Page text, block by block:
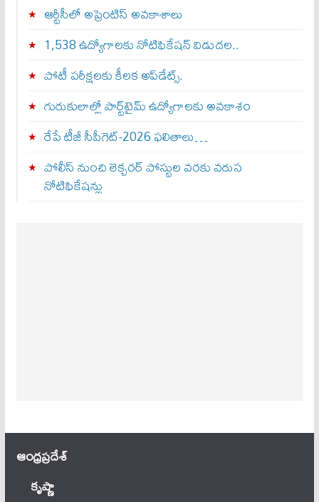
ఆర్టీసీలో అప్రెంటిస్‌ అవకాశాలు
1,538 ఉద్యోగాలకు నోటిఫికేషన్ విడుదల..
పోటీ పరీక్షలకు కీలక అప్‌డేట్స్.
గురుకులాల్లో పార్ట్‌టైమ్ ఉద్యోగాలకు అవకాశం
రేపే టీజీ సీపీగెట్‌-2026 ఫలితాలు…
పోలీస్ నుంచి లెక్చరర్ పోస్టుల వరకు వరుస
నోటిఫికేషన్లు
ఆంధ్ర‌ప్ర‌దేశ్
కృష్ణా